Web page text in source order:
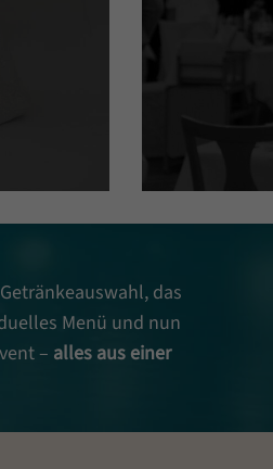
das
Menü und nun
– alles aus einer